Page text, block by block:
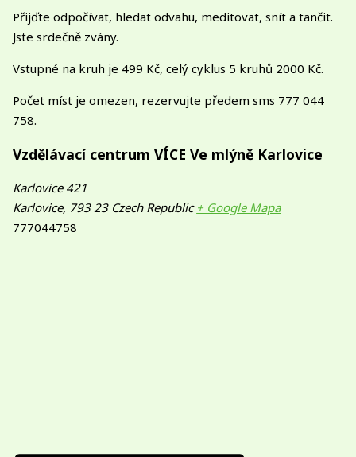
Přijďte odpočívat, hledat odvahu, meditovat, snít a tančit.
Jste srdečně zvány.
Vstupné na kruh je 499 Kč, celý cyklus 5 kruhů 2000 Kč.
Počet míst je omezen, rezervujte předem sms 777 044
758.
Vzdělávací centrum VÍCE Ve mlýně Karlovice
Karlovice 421
Karlovice, 793 23 Czech Republic + Google Mapa
777044758